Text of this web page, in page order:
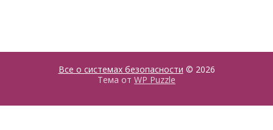
Все о системах безопасности © 2026
Тема от WP Puzzle